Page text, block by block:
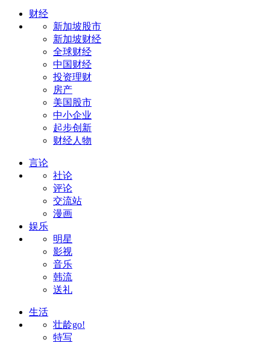
财经
新加坡股市
新加坡财经
全球财经
中国财经
投资理财
房产
美国股市
中小企业
起步创新
财经人物
言论
社论
评论
交流站
漫画
娱乐
明星
影视
音乐
韩流
送礼
生活
壮龄go!
特写